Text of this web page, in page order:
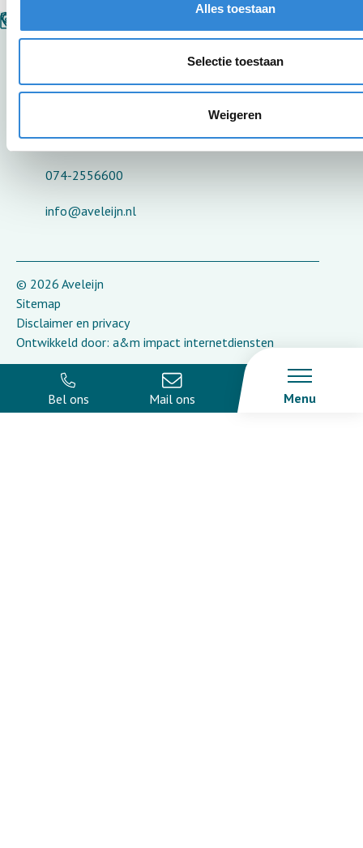
Alles toestaan
Selectie toestaan
Weigeren
Bestuurscentrum Aveleijn
7622 GW Borne
074-2556600
info@aveleijn.nl
© 2026 Aveleijn
Sitemap
Disclaimer en privacy
Ontwikkeld door: a&m impact internetdiensten
Bel ons Mail ons Menu